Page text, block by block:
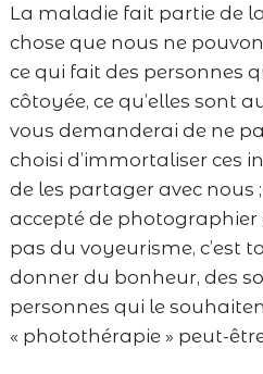
La maladie fait partie de la
chose que nous ne
ce qui fait des personnes
côtoyée, ce qu’elles sont
vous demanderai de ne
choisi d’immortaliser ces
de les partager avec nous
accepté de photographier
pas du voyeurisme, c’est
donner du bonheur, des
personnes qui le
« photothérapie » peut-